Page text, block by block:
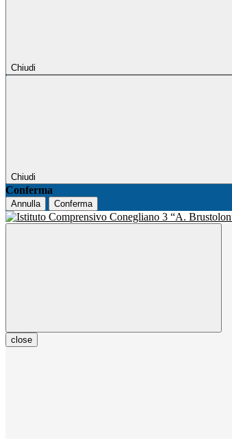
Chiudi
Chiudi
Conferma
Annulla Conferma
close